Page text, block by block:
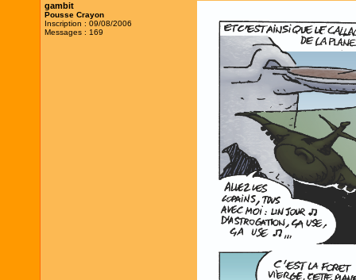
gambit
Pousse Crayon
Inscription : 09/08/2006
Messages : 169